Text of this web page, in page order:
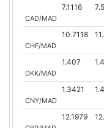
CAD/MAD
7.1116
CHF/MAD
10.7118
DKK/MAD
1.407
CNY/MAD
1.3421
12.1979